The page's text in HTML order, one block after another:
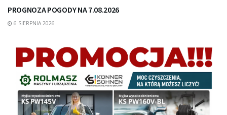
PROGNOZA POGODY NA 7.08.2026
6 SIERPNIA 2026